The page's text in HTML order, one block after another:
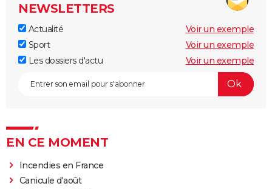
NEWSLETTERS
Actualité
Voir un exemple
Sport
Voir un exemple
Les dossiers d'actu
Voir un exemple
EN CE MOMENT
Incendies en France
Canicule d'août